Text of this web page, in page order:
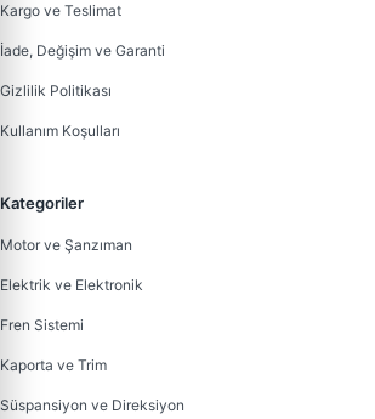
Kargo ve Teslimat
İade, Değişim ve Garanti
Gizlilik Politikası
Kullanım Koşulları
Kategoriler
Motor ve Şanzıman
Elektrik ve Elektronik
Fren Sistemi
Kaporta ve Trim
Süspansiyon ve Direksiyon